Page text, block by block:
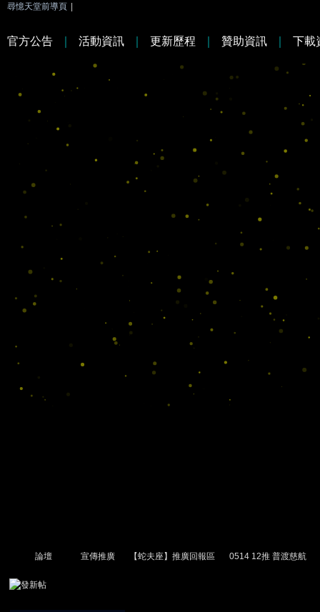
尋憶天堂前導頁
論壇 宣傳推廣 【蛇夫座】推廣回報區 0514 12推 普渡慈航